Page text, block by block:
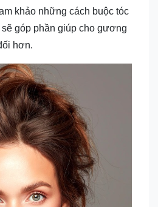
khảo những cách buộc tóc
góp phần giúp cho gương
hơn.